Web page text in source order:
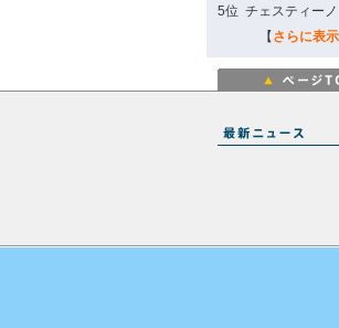
5位 チェスティーノ
【 さらに表示